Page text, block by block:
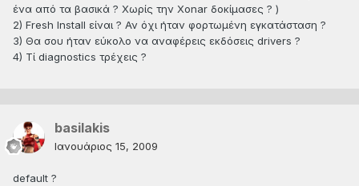
ένα από τα βασικά ? Χωρίς την Xonar δοκίμασες ? )
2) Fresh Install είναι ? Αν όχι ήταν φορτωμένη εγκατάσταση ?
3) Θα σου ήταν εύκολο να αναφέρεις εκδόσεις drivers ?
4) Τί diagnostics τρέχεις ?
basilakis
Ιανουάριος 15, 2009
default ?